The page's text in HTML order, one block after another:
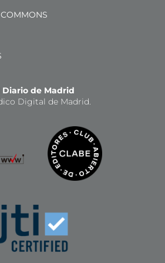
Diario de Madrid
Digital de Madrid.